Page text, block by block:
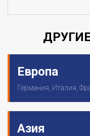
Европа
Германия, Италия,
Азия